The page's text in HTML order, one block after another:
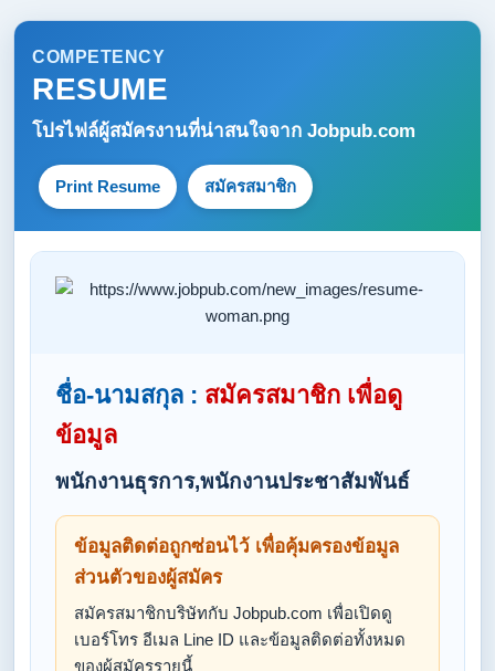
COMPETENCY
RESUME
โปรไฟล์ผู้สมัครงานที่น่าสนใจจาก Jobpub.com
Print Resume สมัครสมาชิก
ชื่อ-นามสกุล : สมัครสมาชิก เพื่อดู
ข้อมูล
พนักงานธุรการ,พนักงานประชาสัมพันธ์
ข้อมูลติดต่อถูกซ่อนไว้ เพื่อคุ้มครองข้อมูล
ส่วนตัวของผู้สมัคร
สมัครสมาชิกบริษัทกับ Jobpub.com เพื่อเปิดดู
เบอร์โทร อีเมล Line ID และข้อมูลติดต่อทั้งหมด
ของผู้สมัครรายนี้